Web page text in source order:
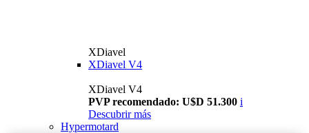
XDiavel
XDiavel V4
XDiavel V4
PVP recomendado: U$D 51.300 i
Descubrir más
Hypermotard